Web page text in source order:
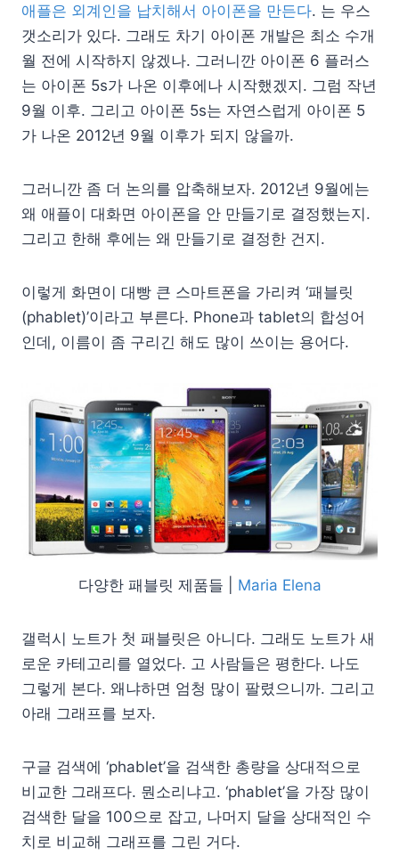
애플은 외계인을 납치해서 아이폰을 만든다. 는 우스
갯소리가 있다. 그래도 차기 아이폰 개발은 최소 수개
월 전에 시작하지 않겠나. 그러니깐 아이폰 6 플러스
는 아이폰 5s가 나온 이후에나 시작했겠지. 그럼 작년
9월 이후. 그리고 아이폰 5s는 자연스럽게 아이폰 5
가 나온 2012년 9월 이후가 되지 않을까.
그러니깐 좀 더 논의를 압축해보자. 2012년 9월에는
왜 애플이 대화면 아이폰을 안 만들기로 결정했는지.
그리고 한해 후에는 왜 만들기로 결정한 건지.
이렇게 화면이 대빵 큰 스마트폰을 가리켜 ‘패블릿
(phablet)’이라고 부른다. Phone과 tablet의 합성어
인데, 이름이 좀 구리긴 해도 많이 쓰이는 용어다.
다양한 패블릿 제품들 | Maria Elena
갤럭시 노트가 첫 패블릿은 아니다. 그래도 노트가 새
로운 카테고리를 열었다. 고 사람들은 평한다. 나도
그렇게 본다. 왜냐하면 엄청 많이 팔렸으니까. 그리고
아래 그래프를 보자.
구글 검색에 ‘phablet’을 검색한 총량을 상대적으로
비교한 그래프다. 뭔소리냐고. ‘phablet’을 가장 많이
검색한 달을 100으로 잡고, 나머지 달을 상대적인 수
치로 비교해 그래프를 그린 거다.